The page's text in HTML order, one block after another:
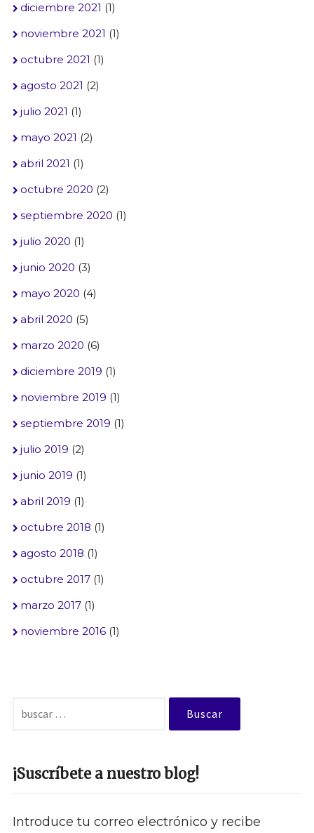
diciembre 2021 (1)
noviembre 2021 (1)
octubre 2021 (1)
agosto 2021 (2)
julio 2021 (1)
mayo 2021 (2)
abril 2021 (1)
octubre 2020 (2)
septiembre 2020 (1)
julio 2020 (1)
junio 2020 (3)
mayo 2020 (4)
abril 2020 (5)
marzo 2020 (6)
diciembre 2019 (1)
noviembre 2019 (1)
septiembre 2019 (1)
julio 2019 (2)
junio 2019 (1)
abril 2019 (1)
octubre 2018 (1)
agosto 2018 (1)
octubre 2017(1)
marzo 2017(1)
noviembre 2016(1)
¡Suscríbete a nuestro blog!
Introduce tu correo electrónico y recibe